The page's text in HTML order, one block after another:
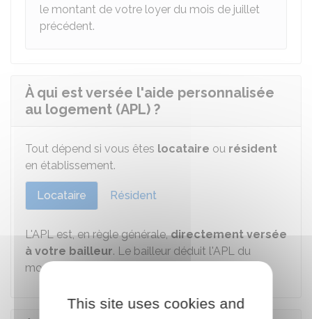
le montant de votre loyer du mois de juillet
précédent.
À qui est versée l'aide personnalisée
au logement (APL) ?
Tout dépend si vous êtes locataire ou résident
en établissement.
Locataire Résident
L'APL est, en règle générale,directement versée
à votre bailleur. Le bailleur déduit l'APL du
montant de votre loyer.
This site uses cookies and